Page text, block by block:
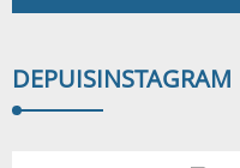
DEPUISINSTAGRAM